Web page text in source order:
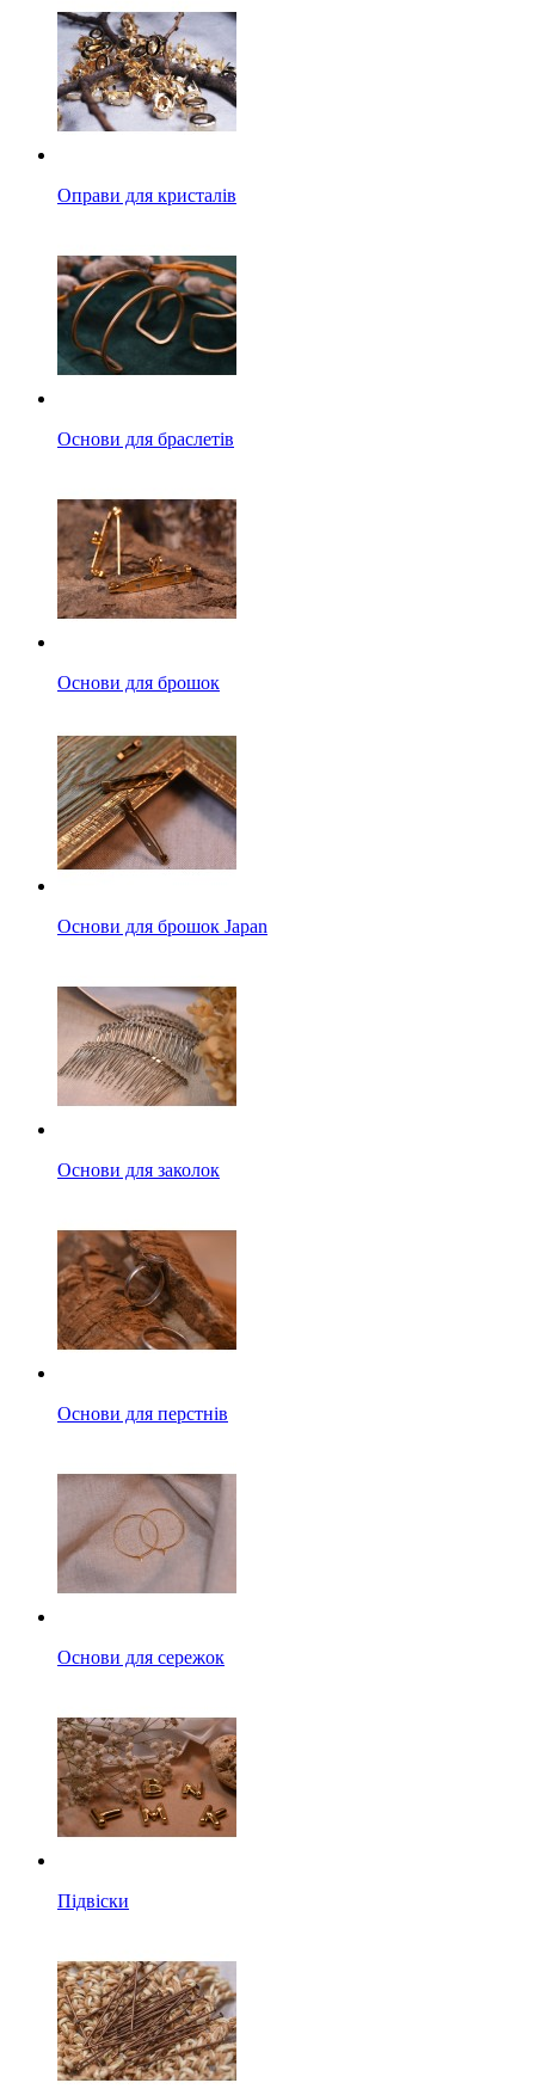
Оправи для кристалів
Основи для браслетів
Основи для брошок
Основи для брошок Japan
Основи для заколок
Основи для перстнів
Основи для сережок
Підвіски